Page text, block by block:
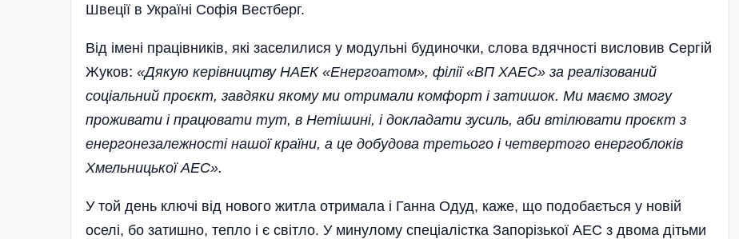
Швеції в Україні Софія Вестберг.
Від імені працівників, які заселилися у модульні будиночки, слова вдячності висловив Сергій
Жуков: «Дякую керівництву НАЕК «Енергоатом», філії «ВП ХАЕС» за реалізований
соціальний проєкт, завдяки якому ми отримали комфорт і затишок. Ми маємо змогу
проживати і працювати тут, в Нетішині, і докладати зусиль, аби втілювати проєкт з
енергонезалежності нашої країни, а це добудова третього і четвертого енергоблоків
Хмельницької АЕС».
У той день ключі від нового житла отримала і Ганна Одуд, каже, що подобається у новій
оселі, бо затишно, тепло і є світло. У минулому спеціалістка Запорізької АЕС з двома дітьми